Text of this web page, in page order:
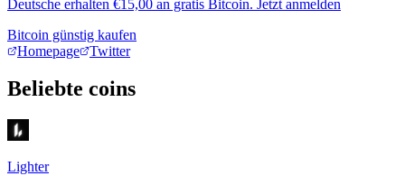
Deutsche erhalten €15,00 an gratis Bitcoin. Jetzt anmelden
Bitcoin günstig kaufen
Homepage
Twitter
Beliebte coins
Lighter